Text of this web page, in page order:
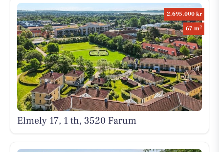
2.695.000 kr
67 m2
Elmely 17, 1 th, 3520 Farum